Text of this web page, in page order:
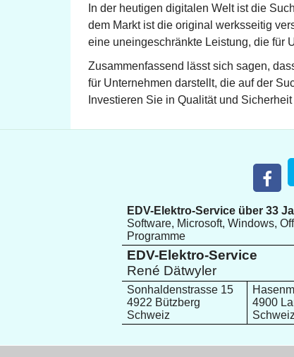
In der heutigen digitalen Welt ist die
dem Markt ist die original werksseitig
eine uneingeschränkte Leistung, die für
Zusammenfassend lässt sich sagen,
für Unternehmen darstellt, die auf der
Investieren Sie in Qualität und
EDV-Elektro-Service über 33
Software, Microsoft, Windows,
Programme
EDV-Elektro-Service
René Dätwyler
Sonhaldenstrasse 15
4922 Bützberg
Schweiz
4900
Schweiz